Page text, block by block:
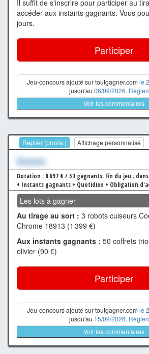
Il suffit de s'inscrire pour participer au
accéder aux instants gagnants. Vous
jours.
Participer
Jeu-concours ajouté sur toutgagner.com le
jusqu'au 06/09/2026.
Voir les commentaires
Replier (provis.) Affichage personnalisé
Xxxxxxx
Dotation : 8 697 € / 53 gagnants. Fin du jeu :
+ Instants gagnants + Quotidien + Obligation
Les lots à gagner
Au tirage au sort : 3 robots cuiseurs
Chrome 18913 (1 399 €)
Aux instants gagnants : 50 coffrets
olivier (90 €)
Participer
Jeu-concours ajouté sur toutgagner.com le
jusqu'au 15/09/2026.
Voir les commentaires